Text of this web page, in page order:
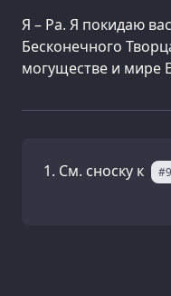
Я – Ра. Я покидаю
Бесконечного
могуществе и мире
См. сноску к